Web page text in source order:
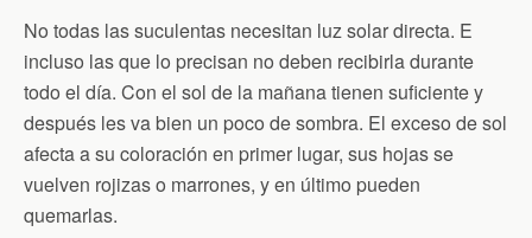
No todas las suculentas necesitan luz solar directa. E
incluso las que lo precisan no deben recibirla durante
todo el día. Con el sol de la mañana tienen suficiente y
después les va bien un poco de sombra. El exceso de sol
afecta a su coloración en primer lugar, sus hojas se
vuelven rojizas o marrones, y en último pueden
quemarlas.